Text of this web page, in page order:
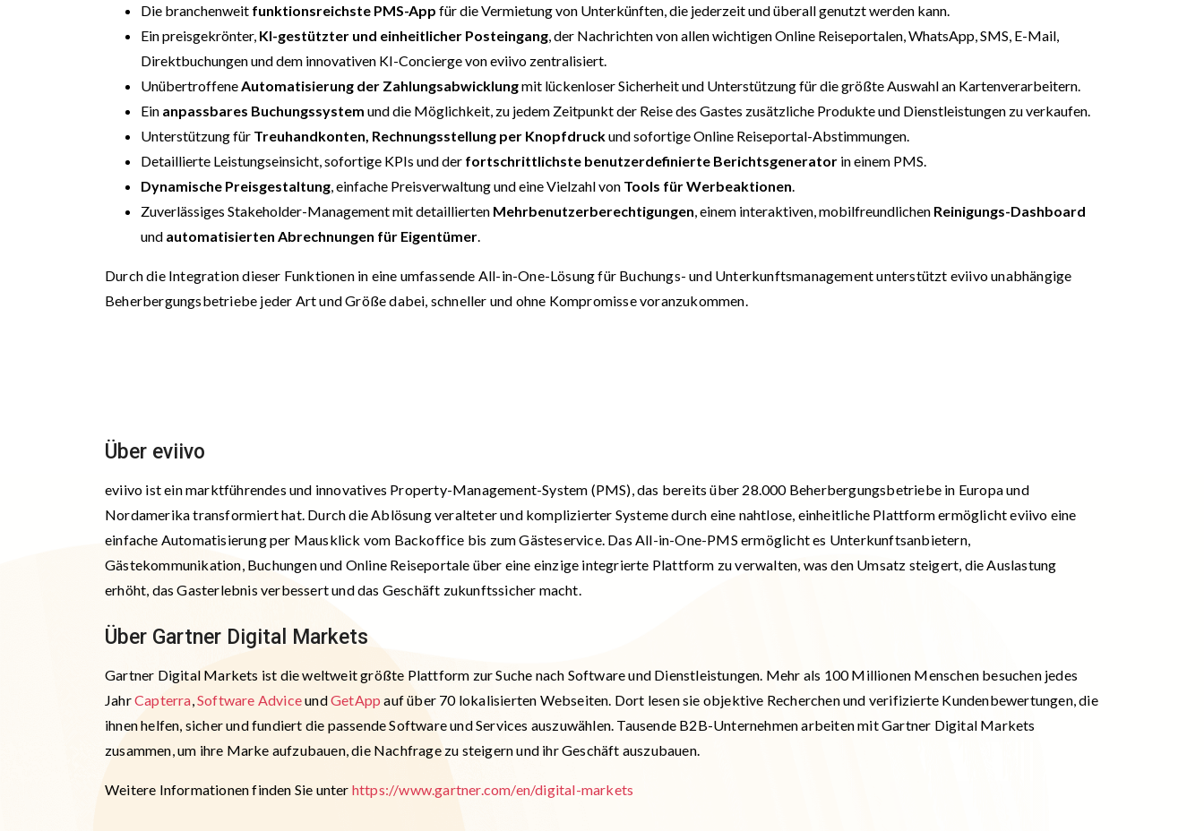
Die branchenweit funktionsreichste PMS-App für die Vermietung von Unterkünften, die jederzeit und überall genutzt werden kann.
Ein preisgekrönter, KI-gestützter und einheitlicher Posteingang, der Nachrichten von allen wichtigen Online Reiseportalen, WhatsApp, SMS, E-Mail,
Direktbuchungen und dem innovativen KI-Concierge von eviivo zentralisiert.
UnübertroffeneAutomatisierung der Zahlungsabwicklungmit lückenloser Sicherheit und Unterstützung für die größte Auswahl an Kartenverarbeitern.
Ein anpassbares Buchungssystem und die Möglichkeit, zu jedem Zeitpunkt der Reise des Gastes zusätzliche Produkte und Dienstleistungen zu verkaufen.
Unterstützung für Treuhandkonten, Rechnungsstellung per Knopfdruckund sofortige Online Reiseportal-Abstimmungen.
Detaillierte Leistungseinsicht, sofortige KPIs und der fortschrittlichste benutzerdefinierte Berichtsgenerator in einem PMS.
Dynamische Preisgestaltung, einfache Preisverwaltung und eine Vielzahl von Tools für Werbeaktionen.
Zuverlässiges Stakeholder-Management mit detaillierten Mehrbenutzerberechtigungen, einem interaktiven, mobilfreundlichen Reinigungs-Dashboard
und automatisierten Abrechnungen für Eigentümer.
Durch die Integration dieser Funktionen in eine umfassende All-in-One-Lösung für Buchungs- und Unterkunftsmanagement unterstützt eviivo unabhängige
Beherbergungsbetriebe jeder Art und Größe dabei, schneller und ohne Kompromisse voranzukommen.
Über eviivo
eviivo ist ein marktführendes und innovatives Property-Management-System (PMS), das bereits über 28.000 Beherbergungsbetriebe in Europa und
Nordamerika transformiert hat. Durch die Ablösung veralteter und komplizierter Systeme durch eine nahtlose, einheitliche Plattform ermöglicht eviivo eine
einfache Automatisierung per Mausklick vom Backoffice bis zum Gästeservice. Das All-in-One-PMS ermöglicht es Unterkunftsanbietern,
Gästekommunikation, Buchungen und Online Reiseportale über eine einzige integrierte Plattform zu verwalten, was den Umsatz steigert, die Auslastung
erhöht, das Gasterlebnis verbessert und das Geschäft zukunftssicher macht.
Über Gartner Digital Markets
Gartner Digital Markets ist die weltweit größte Plattform zur Suche nach Software und Dienstleistungen. Mehr als 100 Millionen Menschen besuchen jedes
JahrCapterra,Software AdviceundGetApp auf über 70 lokalisierten Webseiten. Dort lesen sie objektive Recherchen und verifizierte Kundenbewertungen, die
ihnen helfen, sicher und fundiert die passende Software und Services auszuwählen. Tausende B2B-Unternehmen arbeiten mit Gartner Digital Markets
zusammen, um ihre Marke aufzubauen, die Nachfrage zu steigern und ihr Geschäft auszubauen.
Weitere Informationen finden Sie unter https://www.gartner.com/en/digital-markets